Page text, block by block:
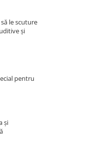
le scuture
și
pentru
și